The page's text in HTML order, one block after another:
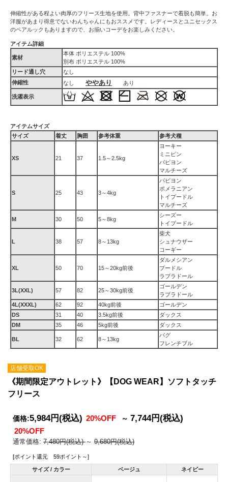
伸縮性がある程よい肉厚のフリース生地を使用。背中ファスナーで着脱も簡単。お
洋服があまり得意でないわんちゃんにもおススメです。レディースとユニセックス
のペアルックもありますので、お揃いコーデをお楽しみください。
アイテム詳細
素材
本体 ポリエステル 100%
別布 ポリエステル 100%
リード通し穴
なし
伸縮性
なし ややあり あり
洗濯表示
アイテムサイズ
サイズ
着丈 胸囲 参考体重 参考犬種
XS 21 37 1.5～2.5kg
ヨーキー
ミニピン
パピヨン
マルチーズ
S 25 43 3～4kg
パピヨン
ポメラニアン
トイプードル
マルチーズ
M 30 50 5～8kg
シーズー
トイプードル
L 38 57 8～13kg
柴犬
シュナウザー
コーギー
XL 50 70 15～20kg前後
ダルメシアン
プードル
ラブラドール
3L(XXL) 57 82 25～30kg前後
ゴールデン
ラブラドール
4L(XXXL)
62 92 40kg前後
ゴールデン
DS
31 40 3.5kg前後
ダックス
DM
35 46 5kg前後 ダックス
BL 32 62 8～13kg
パグ
フレンチブル
店舗受取OK
《期間限定アウトレット》【DOG WEAR】ソフトタッチ
フリース
価格:5,984円(税込) 20%OFF ～ 7,744円(税込)
20%OFF
通常価格: 7,480円(税込)～ 9,680円(税込)
[ポイント還元 59ポイント～]
サイズ / カラー ベージュ ネイビー